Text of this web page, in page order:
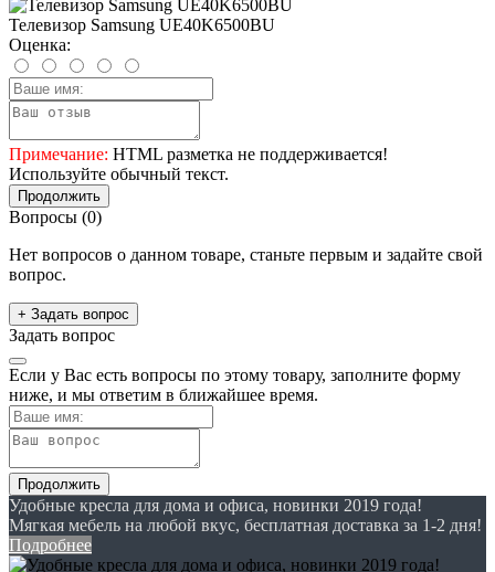
Телевизор Samsung UE40K6500BU
Оценка:
Примечание: HTML разметка не поддерживается!
Используйте обычный текст.
Продолжить
Вопросы (0)
Нет вопросов о данном товаре, станьте первым и задайте свой
вопрос.
+ Задать вопрос
Задать вопрос
Если у Вас есть вопросы по этому товару, заполните форму
ниже, и мы ответим в ближайшее время.
Продолжить
Удобные кресла для дома и офиса, новинки 2019 года!
Мягкая мебель на любой вкус, бесплатная доставка за 1-2 дня!
Подробнее